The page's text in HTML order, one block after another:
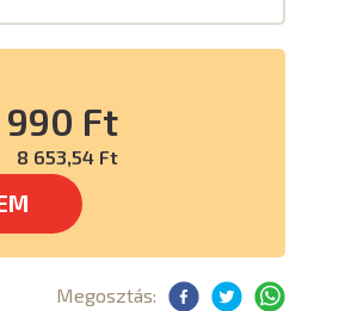
990 Ft
8 653,54 Ft
Megosztás: